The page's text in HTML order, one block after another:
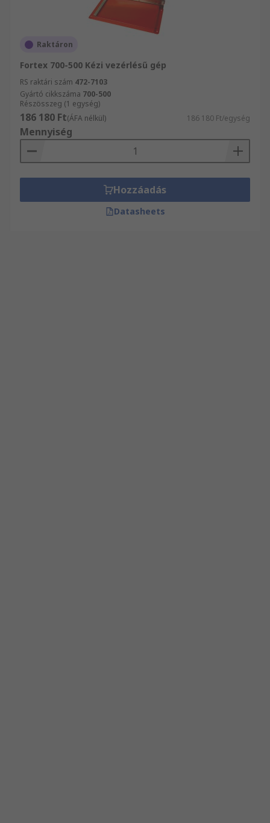
Raktáron
Fortex 700-500 Kézi vezérlésű gép
RS raktári szám 472-7103
Gyártó cikkszáma 700-500
Részösszeg (1 egység)
186 180 Ft(ÁFA nélkül) 186 180 Ft/egység
Mennyiség
Hozzáadás
Datasheets